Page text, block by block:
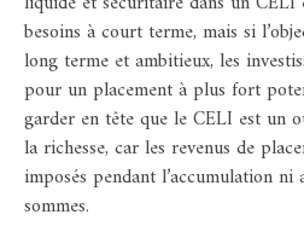
besoins à court terme, mais si
long terme et ambitieux, les
pour un placement à plus fort
garder en tête que le CELI est un
la richesse, car les revenus de
imposés pendant l’accumulation
sommes.